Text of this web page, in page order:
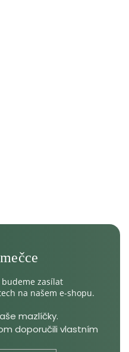
zasílat
na našem e-shopu.